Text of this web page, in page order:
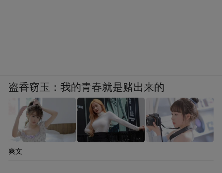
盗香窃玉：我的青春就是赌出来的
爽文